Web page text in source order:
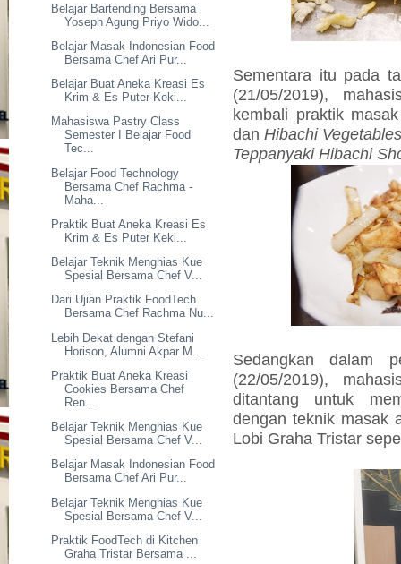
Belajar Bartending Bersama
Yoseph Agung Priyo Wido...
Belajar Masak Indonesian Food
Bersama Chef Ari Pur...
Belajar Buat Aneka Kreasi Es
Krim & Es Puter Keki...
Mahasiswa Pastry Class
Semester I Belajar Food
Tec...
Belajar Food Technology
Bersama Chef Rachma -
Maha...
Praktik Buat Aneka Kreasi Es
Krim & Es Puter Keki...
Belajar Teknik Menghias Kue
Spesial Bersama Chef V...
Dari Ujian Praktik FoodTech
Bersama Chef Rachma Nu...
Lebih Dekat dengan Stefani
Horison, Alumni Akpar M...
Praktik Buat Aneka Kreasi
Cookies Bersama Chef
Ren...
Belajar Teknik Menghias Kue
Spesial Bersama Chef V...
Belajar Masak Indonesian Food
Bersama Chef Ari Pur...
Belajar Teknik Menghias Kue
Spesial Bersama Chef V...
Praktik FoodTech di Kitchen
Graha Tristar Bersama ...
Sementara itu pada
(21/05/2019),
kembali praktik
danHibachi
Teppanyaki Hibachi
Sedangkan dalam
(22/05/2019),
ditantang untuk
dengan teknik masak
Lobi Graha Tristar